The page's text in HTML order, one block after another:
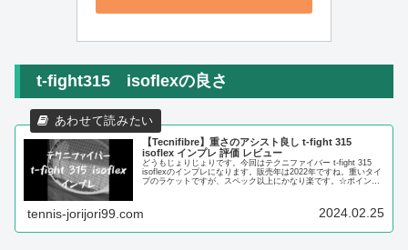
t-fight315 isoflexの良さ
【Tecnifibre】重さのアシスト良し t-fight 315
isoflex インプレ 評価 レビュー
どうもじょりじょりです。今回はテクニファイバー t-fight 315
isoflexのインプレになります。販売年は2022年ですね。重いタイ
プのラケットですが、スペック以上にかなり楽です。☆ポイント
tennis-jorijori99.com 2024.02.25